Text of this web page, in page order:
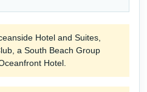
Hotel and Suites,
a South Beach Group
Hotel.